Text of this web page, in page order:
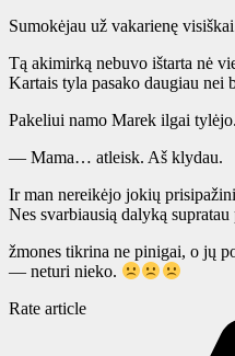
Sumokėjau už vakarienę
Tą akimirką nebuvo ištarta nė
Kartais tyla pasako daugiau nei
Pakeliui namo Marek ilgai
— Mama… atleisk. Aš klydau.
Ir man nereikėjo jokių
Nes svarbiausią dalyką supratau
žmones tikrina ne pinigai, o jų
— neturi nieko.
Rate article